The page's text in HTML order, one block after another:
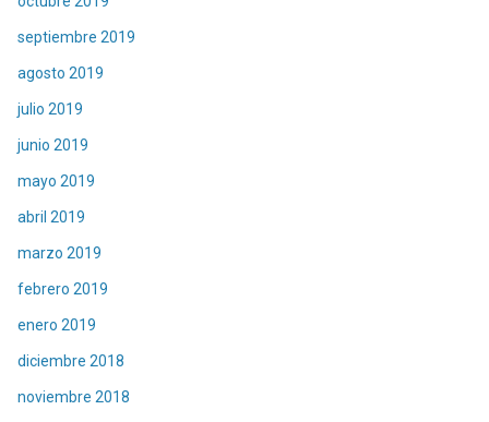
septiembre 2019
agosto 2019
julio 2019
junio 2019
mayo 2019
abril 2019
marzo 2019
febrero 2019
enero 2019
diciembre 2018
noviembre 2018